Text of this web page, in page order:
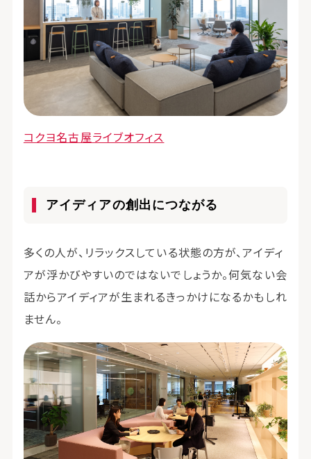
コクヨ名古屋ライブオフィス
アイディアの創出につながる
多くの人が、リラックスしている状態の方が、アイディ
アが浮かびやすいのではないでしょうか。何気ない会
話からアイディアが生まれるきっかけになるかもしれ
ません。